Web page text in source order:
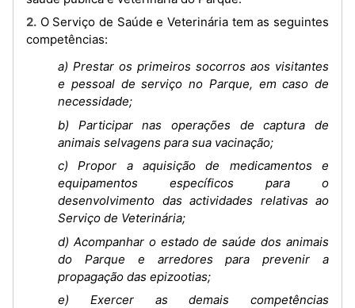
2. O Serviço de Saúde e Veterinária tem as seguintes
competências:
a) Prestar os primeiros socorros aos visitantes
e pessoal de serviço no Parque, em caso de
necessidade;
b) Participar nas operações de captura de
animais selvagens para sua vacinação;
c) Propor a aquisição de medicamentos e
equipamentos específicos para o
desenvolvimento das actividades relativas ao
Serviço de Veterinária;
d) Acompanhar o estado de saúde dos animais
do Parque e arredores para prevenir a
propagação das epizootias;
e) Exercer as demais competências